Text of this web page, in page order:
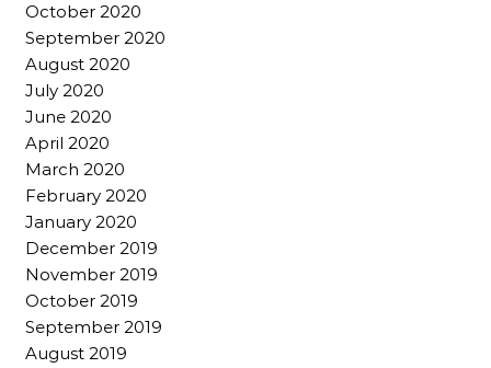
October 2020
September 2020
August 2020
July 2020
June 2020
April 2020
March 2020
February 2020
January 2020
December 2019
November 2019
October 2019
September 2019
August 2019